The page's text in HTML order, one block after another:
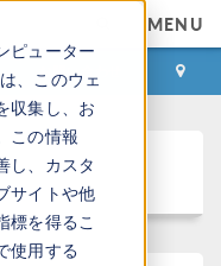
ピューター
、このウェ
収集し、お
この情報
し、カスタ
サイトや他
標を得るこ
使用する
MENU
お問い合わせ